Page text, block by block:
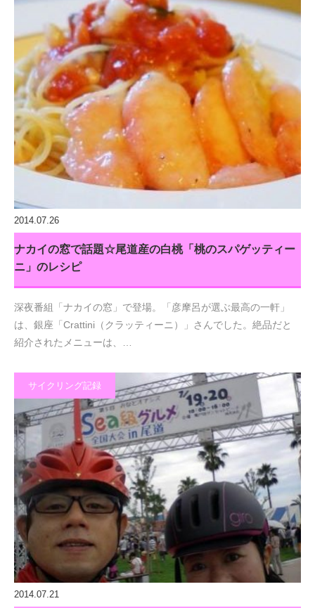
2014.07.26
ナカイの窓で話題☆尾道産の白桃「桃のスパゲッティー
ニ」のレシピ
深夜番組「ナカイの窓」で登場。「彦摩呂が選ぶ最高の一軒」
は、銀座「Crattini（クラッティーニ）」さんでした。絶品だと
紹介されたメニューは、…
サイクリング記録
2014.07.21